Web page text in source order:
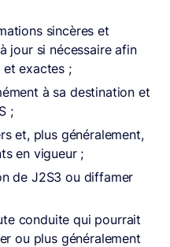
sincères et
jour si nécessaire afin
et exactes ;
à sa destination et
;
et, plus généralement,
en vigueur ;
de J2S3 ou diffamer
conduite qui pourrait
ou plus généralement